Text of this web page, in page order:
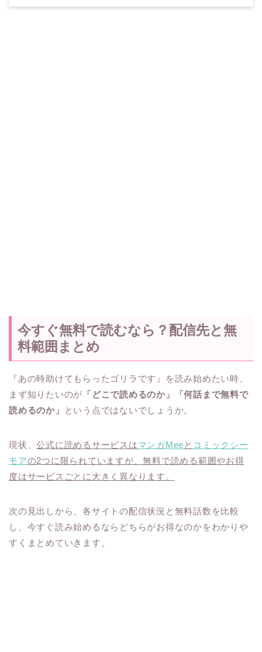
今すぐ無料で読むなら？配信先と無
料範囲まとめ
『あの時助けてもらったゴリラです』を読み始めたい時、
まず知りたいのが 「どこで読めるのか」「何話まで無料で
読めるのか」
という点ではないでしょうか。
現状、公式に読めるサービスはマンガMeeと コミックシー
モアの2つに限られていますが、無料で読める範囲やお得
度はサービスごとに大きく異なります。
次の見出しから、各サイトの配信状況と無料話数を比較
し、今すぐ読み始めるならどちらがお得なのかをわかりや
すくまとめていきます。